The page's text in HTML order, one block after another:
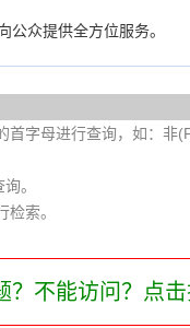
公众提供全方位服务。
首字母进行查询，如：
。
索。
？不能访问？点